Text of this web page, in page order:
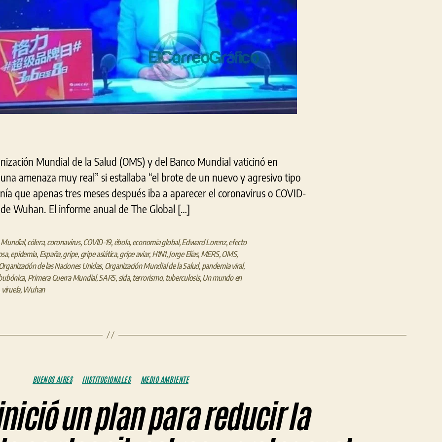
Mundial de la Salud (OMS) y del Banco Mundial vaticinó en
amenaza muy real” si estallaba “el brote de un nuevo y agresivo tipo
que apenas tres meses después iba a aparecer el coronavirus o COVID-
Wuhan. El informe anual de The Global […]
,cólera, coronavirus,COVID-19, ébola, economía global,Edward Lorenz,efecto
,epidemia, España,gripe, gripe asiática,gripe aviar,H1N1,Jorge Elías, MERS,OMS,
de las Naciones Unidas, Organización Mundial de la Salud, pandemia viral,
, Primera Guerra Mundial,SARS, sida, terrorismo, tuberculosis, Un mundo en
viruela, Wuhan
Categorías
BUENOS AIRES INSTITUCIONALES MEDIO AMBIENTE
inició un plan para reducir la